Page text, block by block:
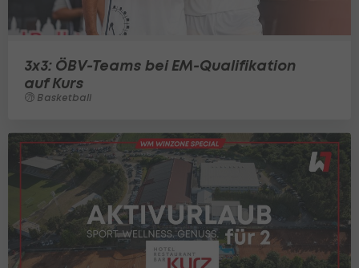
3x3: ÖBV-Teams bei EM-Qualifikation
auf Kurs
Basketball